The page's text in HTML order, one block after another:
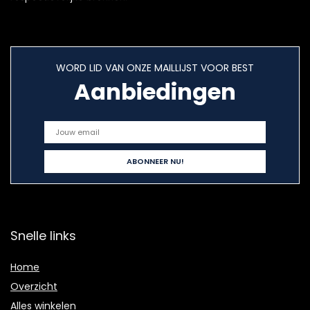
WORD LID VAN ONZE MAILLIJST VOOR BEST
Aanbiedingen
Snelle links
Home
Overzicht
Alles winkelen